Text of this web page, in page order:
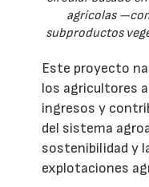
agrícolas
subproductos
Este proyecto
los agricultores
ingresos y
del sistema
sostenibilidad y
explotaciones